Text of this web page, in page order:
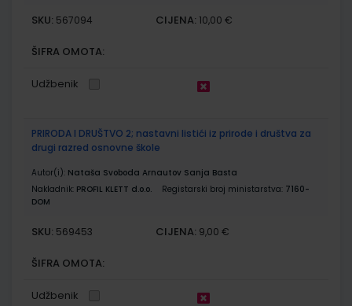
SKU: 567094 CIJENA: 10,00 €
ŠIFRA OMOTA:
Udžbenik
PRIRODA I DRUŠTVO 2; nastavni listići iz prirode i društva za
drugi razred osnovne škole
Autor(i): Nataša Svoboda Arnautov Sanja Basta
Nakladnik: PROFIL KLETT d.o.o. Registarski broj ministarstva: 7160-
DOM
SKU: 569453 CIJENA: 9,00 €
ŠIFRA OMOTA:
Udžbenik